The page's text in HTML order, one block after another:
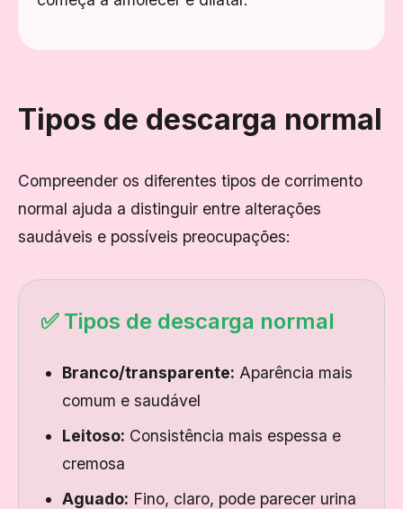
Tipos de descarga normal
Compreender os diferentes tipos de corrimento
normal ajuda a distinguir entre alterações
saudáveis e possíveis preocupações:
✅ Tipos de descarga normal
Branco/transparente: Aparência mais
comum e saudável
Leitoso: Consistência mais espessa e
cremosa
Aguado: Fino, claro, pode parecer urina